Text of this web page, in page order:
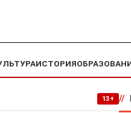
ИСТОРИЯ
13+ //